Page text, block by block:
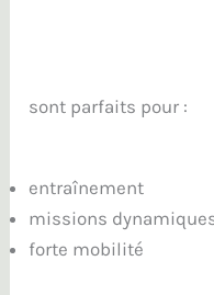
sont parfaits pour :
entraînement
missions
forte mobilité